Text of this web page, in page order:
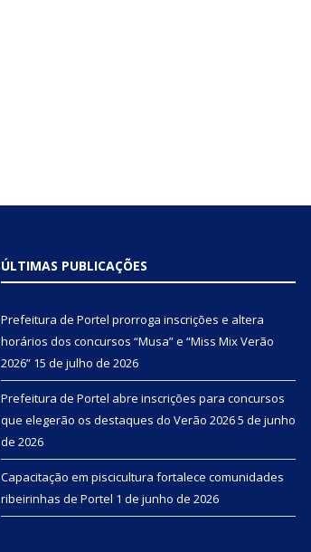
ÚLTIMAS PUBLICAÇÕES
Prefeitura de Portel prorroga inscrições e altera
horários dos concursos “Musa” e “Miss Mix Verão
2026” 15 de julho de 2026
Prefeitura de Portel abre inscrições para concursos
que elegerão os destaques do Verão 20265 de junho
de 2026
Capacitação em piscicultura fortalece comunidades
ribeirinhas de Portel 1 de junho de 2026